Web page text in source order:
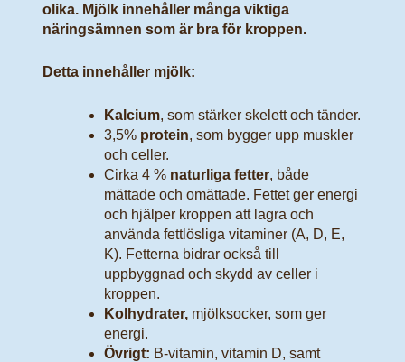
olika. Mjölk innehåller många viktiga
näringsämnen som är bra för kroppen.
Detta innehåller mjölk:
Kalcium, som stärker skelett och tänder.
3,5%protein, som bygger upp muskler
och celler.
Cirka 4 % naturliga fetter, både
mättade och omättade. Fettet ger energi
och hjälper kroppen att lagra och
använda fettlösliga vitaminer (A, D, E,
K). Fetterna bidrar också till
uppbyggnad och skydd av celler i
kroppen.
Kolhydrater,mjölksocker, som ger
energi.
Övrigt: B-vitamin, vitamin D, samt